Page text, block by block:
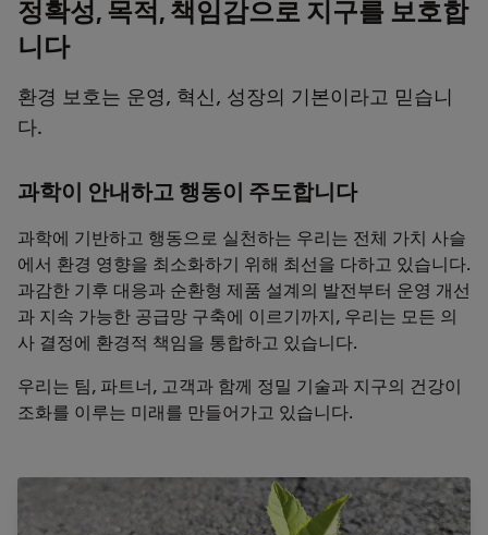
정확성, 목적, 책임감으로 지구를 보호합
니다
환경 보호는 운영, 혁신, 성장의 기본이라고 믿습니
다.
과학이 안내하고 행동이 주도합니다
과학에 기반하고 행동으로 실천하는 우리는 전체 가치 사슬
에서 환경 영향을 최소화하기 위해 최선을 다하고 있습니다.
과감한 기후 대응과 순환형 제품 설계의 발전부터 운영 개선
과 지속 가능한 공급망 구축에 이르기까지, 우리는 모든 의
사 결정에 환경적 책임을 통합하고 있습니다.
우리는 팀, 파트너, 고객과 함께 정밀 기술과 지구의 건강이
조화를 이루는 미래를 만들어가고 있습니다.